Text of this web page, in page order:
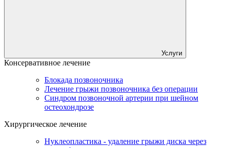
Услуги
Консервативное лечение
Блокада позвоночника
Лечение грыжи позвоночника без операции
Синдром позвоночной артерии при шейном
остеохондрозе
Хирургическое лечение
Нуклеопластика - удаление грыжи диска через